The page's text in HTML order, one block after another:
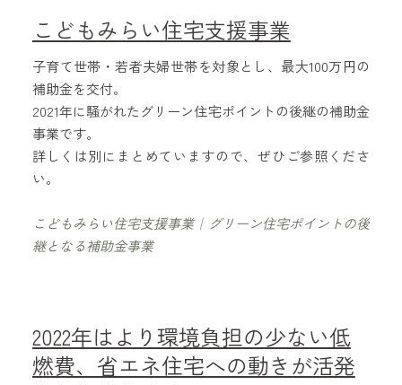
こどもみらい住宅支援事業
子育て世帯・若者夫婦世帯を対象とし、最大100万円の
補助金を交付。
2021年に騒がれたグリーン住宅ポイントの後継の補助金
事業です。
詳しくは別にまとめていますので、ぜひご参照くださ
い。
こどもみらい住宅支援事業｜グリーン住宅ポイントの後
継となる補助金事業
2022年はより環境負担の少ない低
燃費、省エネ住宅への動きが活発